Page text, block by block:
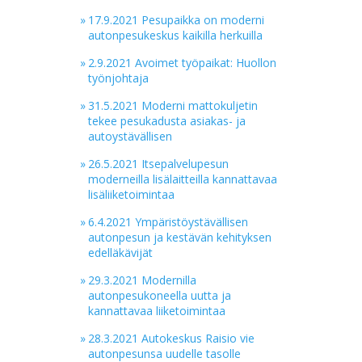
» 17.9.2021 Pesupaikka on moderni
autonpesukeskus kaikilla herkuilla
» 2.9.2021 Avoimet työpaikat: Huollon
työnjohtaja
»31.5.2021 Moderni mattokuljetin
tekee pesukadusta asiakas- ja
autoystävällisen
» 26.5.2021 Itsepalvelupesun
moderneilla lisälaitteilla kannattavaa
lisäliiketoimintaa
»6.4.2021 Ympäristöystävällisen
autonpesun ja kestävän kehityksen
edelläkävijät
» 29.3.2021 Modernilla
autonpesukoneella uutta ja
kannattavaa liiketoimintaa
» 28.3.2021 Autokeskus Raisio vie
autonpesunsa uudelle tasolle